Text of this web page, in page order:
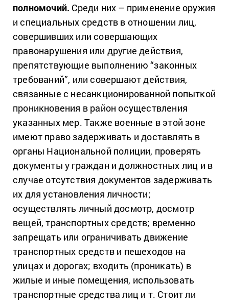
полномочий. Среди них – применение оружия
и специальных средств в отношении лиц,
совершивших или совершающих
правонарушения или другие действия,
препятствующие выполнению “законных
требований”, или совершают действия,
связанные с несанкционированной попыткой
проникновения в район осуществления
указанных мер. Также военные в этой зоне
имеют право задерживать и доставлять в
органы Национальной полиции, проверять
документы у граждан и должностных лиц и в
случае отсутствия документов задерживать
их для установления личности;
осуществлять личный досмотр, досмотр
вещей, транспортных средств; временно
запрещать или ограничивать движение
транспортных средств и пешеходов на
улицах и дорогах; входить (проникать) в
жилые и иные помещения, использовать
транспортные средства лиц и т. Стоит ли